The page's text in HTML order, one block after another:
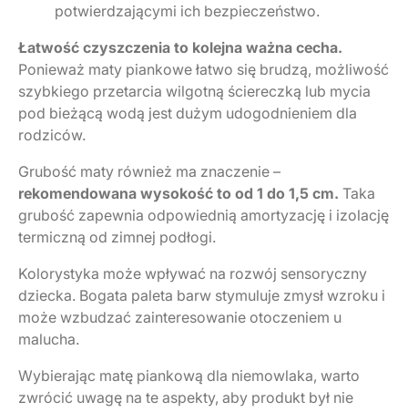
potwierdzającymi ich bezpieczeństwo.
Łatwość czyszczenia to kolejna ważna cecha.
Ponieważ maty piankowe łatwo się brudzą, możliwość
szybkiego przetarcia wilgotną ściereczką lub mycia
pod bieżącą wodą jest dużym udogodnieniem dla
rodziców.
Grubość maty również ma znaczenie –
rekomendowana wysokość to od 1 do 1,5 cm. Taka
grubość zapewnia odpowiednią amortyzację i izolację
termiczną od zimnej podłogi.
Kolorystyka może wpływać na rozwój sensoryczny
dziecka. Bogata paleta barw stymuluje zmysł wzroku i
może wzbudzać zainteresowanie otoczeniem u
malucha.
Wybierając matę piankową dla niemowlaka, warto
zwrócić uwagę na te aspekty, aby produkt był nie